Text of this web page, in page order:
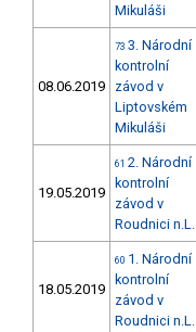
Mikuláši
08.06.2019
73 3. Národní
kontrolní
závod v
Liptovském
Mikuláši
19.05.2019
61 2. Národní
kontrolní
závod v
Roudnici n.L.
18.05.2019
60 1. Národní
kontrolní
závod v
Roudnici n.L.